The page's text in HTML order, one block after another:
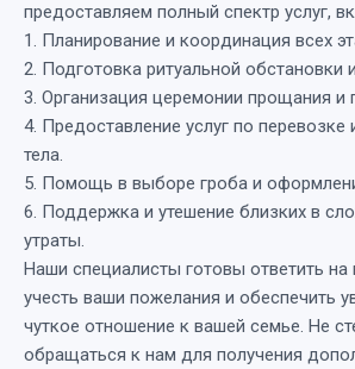
предоставляем полный спектр услуг,
1. Планирование и координация всех
2. Подготовка ритуальной обстановки
3. Организация церемонии прощания и
4. Предоставление услуг по перевозке
тела.
5. Помощь в выборе гроба и
6. Поддержка и утешение близких в
утраты.
Наши специалисты готовы ответить
учесть ваши пожелания и обеспечить
чуткое отношение к вашей семье. Не
обращаться к нам для получения